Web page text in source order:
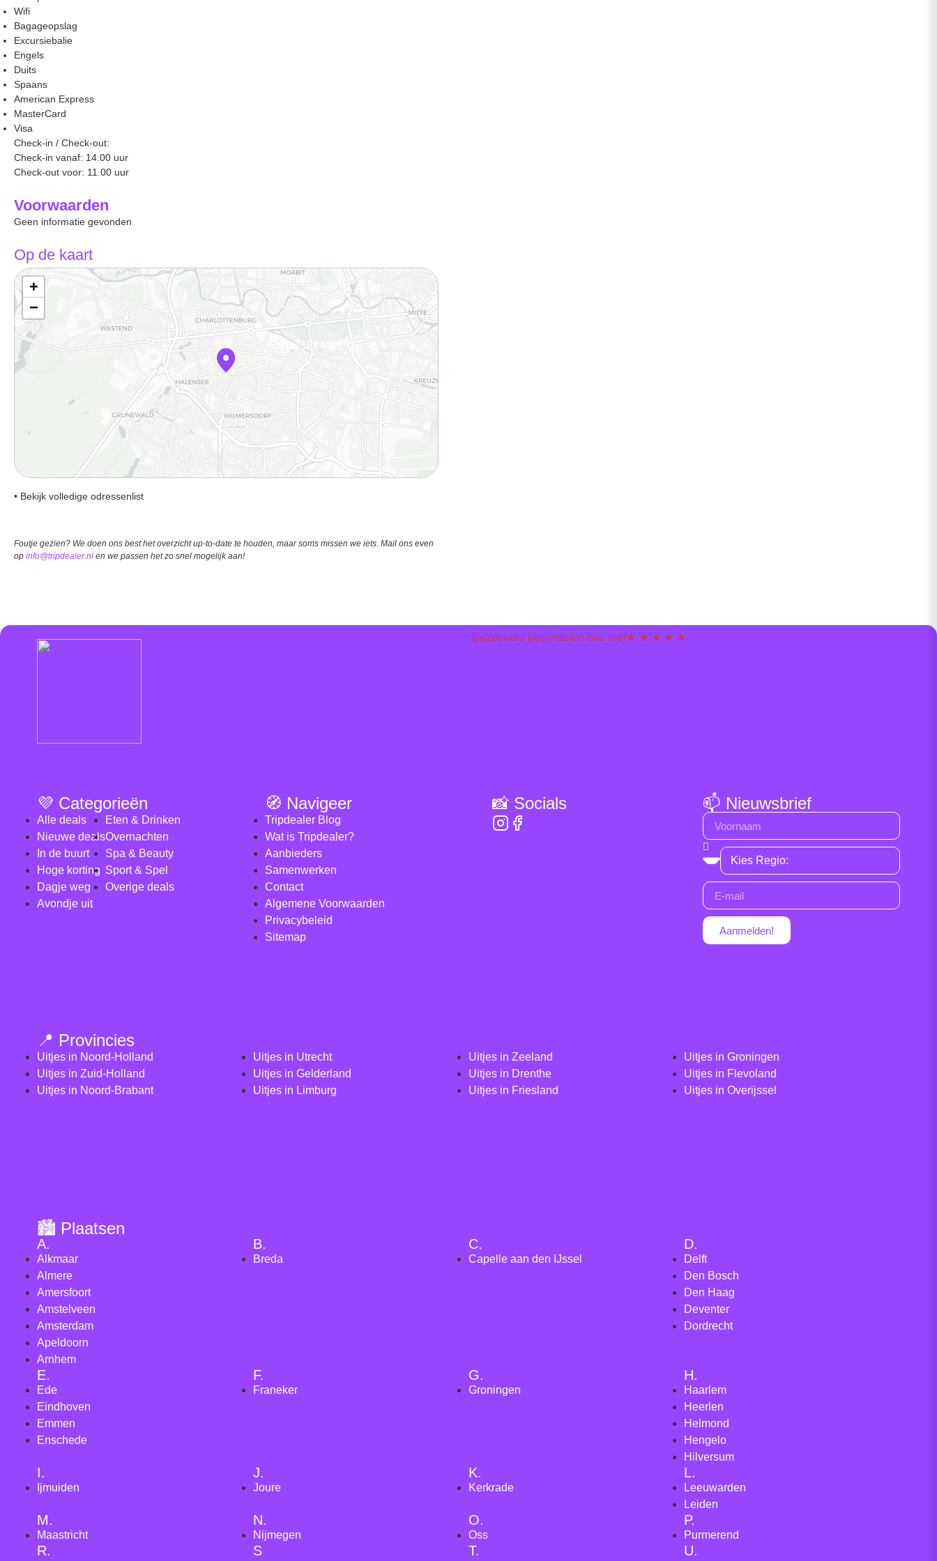
Wifi
Bagageopslag
Excursiebalie
Engels
Duits
Spaans
American Express
MasterCard
Visa
Check-in / Check-out:
Check-in vanaf: 14.00 uur
Check-out voor: 11.00 uur
Voorwaarden
Geen informatie gevonden
Op de kaart
+
−
• Bekijk volledige odressenlist
Foutje gezien? We doen ons best het overzicht up-to-date te houden, maar soms missen we iets. Mail ons even
op info@tripdealer.nl en we passen het zo snel mogelijk aan!
Bezoekers beoordelen ons met★ ★ ★ ★ ★
💜 Categorieën
Alle deals
Nieuwe deals
In de buurt
Hoge korting
Dagje weg
Avondje uit
Eten & Drinken
Overnachten
Spa & Beauty
Sport & Spel
Overige deals
🧭 Navigeer
Tripdealer Blog
Wat is Tripdealer?
Aanbieders
Samenwerken
Contact
Algemene Voorwaarden
Privacybeleid
Sitemap
📸 Socials 📫 Nieuwsbrief
Aanmelden!
📍 Provincies
Uitjes in Noord-Holland
Uitjes in Zuid-Holland
Uitjes in Noord-Brabant
Uitjes in Utrecht
Uitjes in Gelderland
Uitjes in Limburg
Uitjes in Zeeland
Uitjes in Drenthe
Uitjes in Friesland
Uitjes in Groningen
Uitjes in Flevoland
Uitjes in Overijssel
🏙️ Plaatsen
A.
Alkmaar
Almere
Amersfoort
Amstelveen
Amsterdam
Apeldoorn
Arnhem
B.
Breda
C.
Capelle aan den IJssel
D.
Delft
Den Bosch
Den Haag
Deventer
Dordrecht
E.
Ede
Eindhoven
Emmen
Enschede
F.
Franeker
G.
Groningen
H.
Haarlem
Heerlen
Helmond
Hengelo
Hilversum
I.
Ijmuiden
J.
Joure
K.
Kerkrade
L.
Leeuwarden
Leiden
M.
Maastricht
N.
Nijmegen
O.
Oss
P.
Purmerend
R. S T. U.